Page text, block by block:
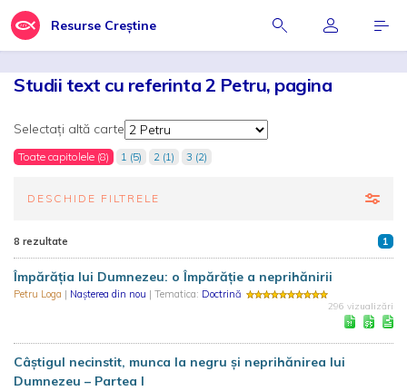
Resurse Creștine
Studii text cu referinta 2 Petru, pagina
Selectați altă carte
Toate capitolele (8) 1 (5) 2 (1) 3 (2)
DESCHIDE FILTRELE
8 rezultate 1
Împărăția lui Dumnezeu: o Împărăție a neprihănirii
Petru Loga | Nașterea din nou | Tematica: Doctrină
296 vizualizări
Câștigul necinstit, munca la negru și neprihănirea lui
Dumnezeu – Partea I